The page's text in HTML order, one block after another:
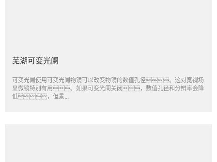
芜湖可变光阑
可变光阑使用可变光阑物镜可以改变物镜的数值孔径。这对宽视场
显微镜特别有用。如果可变光阑关闭，数值孔径和分辨率会降
低，但景...